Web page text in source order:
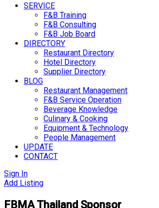
SERVICE
F&B Training
F&B Consulting
F&B Job Board
DIRECTORY
Restaurant Directory
Hotel Directory
Supplier Directory
BLOG
Restaurant Management
F&B Service Operation
Beverage Knowledge
Culinary & Cooking
Equipment & Technology
People Management
UPDATE
CONTACT
Sign In
Add Listing
FBMA Thailand Sponsor